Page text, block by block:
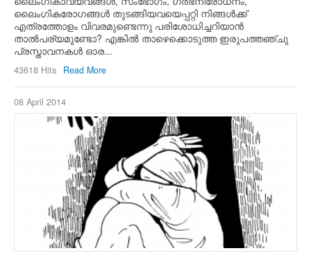
ലൈംഗികരോഗങ്ങള്‍ തുടങ്ങിയവയെപ്പറ്റി നിങ്ങള്‍ക്ക്
എത്രത്തോളം വിവരമുണ്ടെന്നു പരിശോധിച്ചറിയാന്‍
താല്‍പര്യമുണ്ടോ? എങ്കില്‍ താഴെക്കൊടുത്ത ഇരുപത്തഞ്ചു
പ്രസ്താവനകള്‍ ഓര...
43618 Hits Read More
08 April 2014